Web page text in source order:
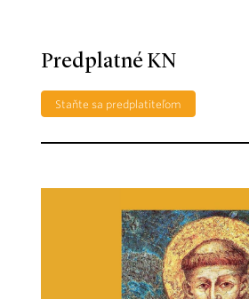
Predplatné KN
Staňte sa predplatiteľom